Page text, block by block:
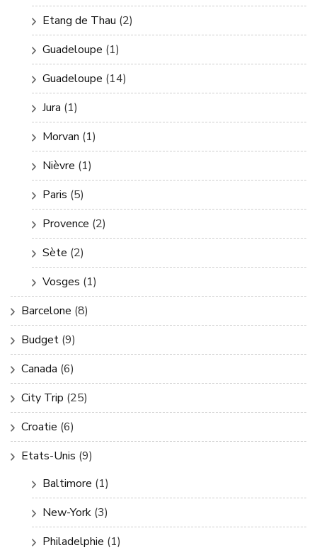
Etang de Thau (2)
Guadeloupe (1)
Guadeloupe (14)
Jura (1)
Morvan (1)
Nièvre (1)
Paris (5)
Provence (2)
Sète (2)
Vosges (1)
Barcelone (8)
Budget (9)
Canada (6)
City Trip (25)
Croatie (6)
Etats-Unis (9)
Baltimore (1)
New-York (3)
Philadelphie (1)